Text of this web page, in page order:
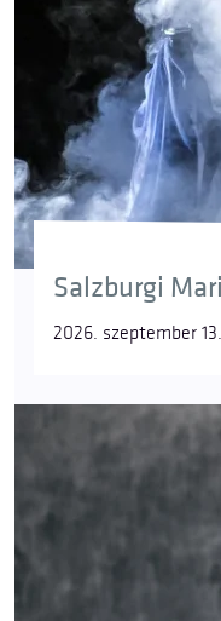
Salzburgi
2026. szeptember